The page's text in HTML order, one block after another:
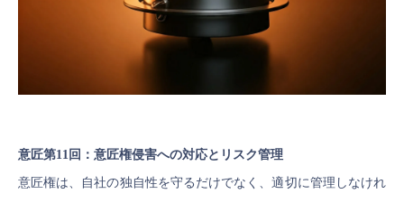
意匠第11回：意匠権侵害への対応とリスク管理
意匠権は、自社の独自性を守るだけでなく、適切に管理しなけれ